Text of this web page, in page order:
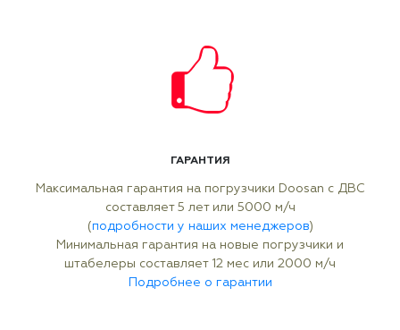
ГАРАНТИЯ
Максимальная гарантия на погрузчики Doosan с ДВС
составляет 5 лет или 5000 м/ч
(подробности у наших менеджеров)
Минимальная гарантия на новые погрузчики и
штабелеры составляет 12 мес или 2000 м/ч
Подробнее о гарантии